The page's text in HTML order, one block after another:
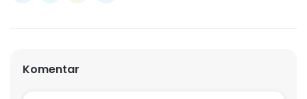
Komentar